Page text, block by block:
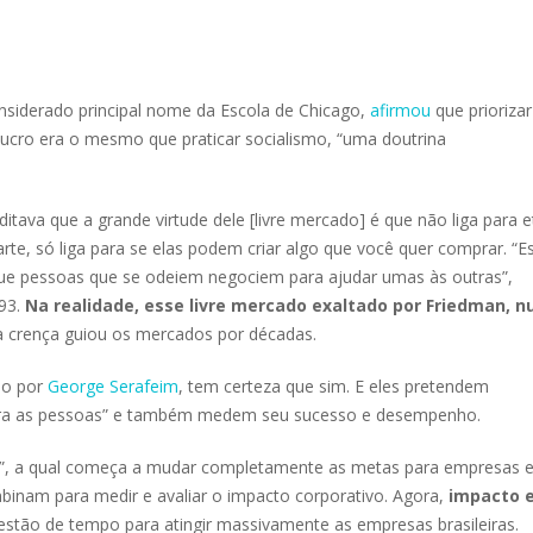
principal nome da Escola de Chicago, afirmou que
era o mesmo que praticar socialismo, “uma doutrina
que a grande virtude dele [livre mercado] é que não liga para
só liga para se elas podem criar algo que você quer comprar.
pessoas que se odeiem negociem para ajudar umas às outras”,
Na realidade, esse livre mercado exaltado por Friedman,
guiou os mercados por décadas.
por George Serafeim, tem certeza que sim. E eles pretendem
as pessoas” e também medem seu sucesso e desempenho.
a qual começa a mudar completamente as metas para empresas e
para medir e avaliar o impacto corporativo. Agora, impacto
de tempo para atingir massivamente as empresas brasileiras.